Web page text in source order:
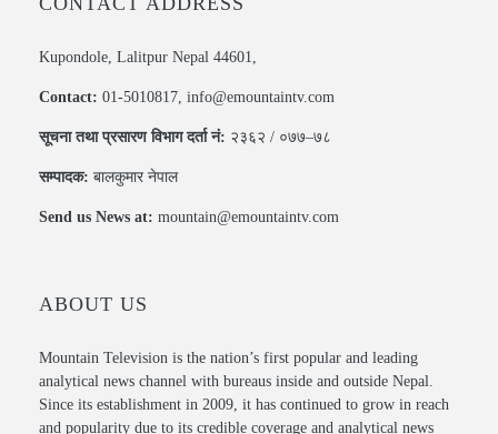
Kupondole, Lalitpur Nepal 44601,
Contact: 01-5010817, info@emountaintv.com
सूचना तथा प्रसारण विभाग दर्ता नं: २३६२ / ०७७–७८
सम्पादक: बालकुमार नेपाल
Send us News at: mountain@emountaintv.com
ABOUT US
Mountain Television is the nation’s first popular and leading
analytical news channel with bureaus inside and outside Nepal.
Since its establishment in 2009, it has continued to grow in reach
and popularity due to its credible coverage and analytical news